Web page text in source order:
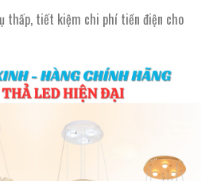
thấp, tiết kiệm chi phí tiền điện cho